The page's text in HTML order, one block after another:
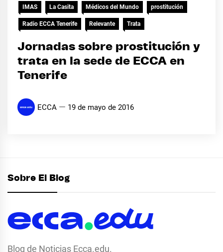
IMAS La Casita Médicos del Mundo prostitución
Radio ECCA Tenerife Relevante Trata
Jornadas sobre prostitución y
trata en la sede de ECCA en
Tenerife
ECCA 19 de mayo de 2016
Sobre El Blog
Blog de Noticias Ecca.edu.